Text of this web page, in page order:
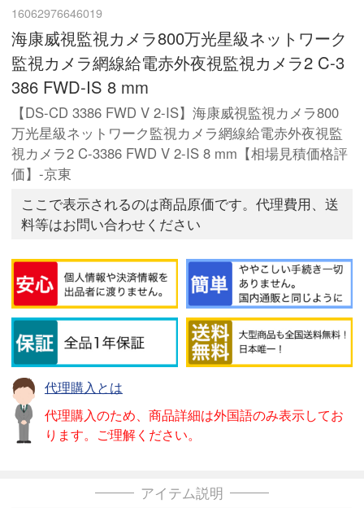
16062976646019
海康威視監視カメラ800万光星級ネットワーク
監視カメラ網線給電赤外夜視監視カメラ2 C-3
386 FWD-IS 8 mm
【DS-CD 3386 FWD V 2-IS】海康威視監視カメラ800
万光星級ネットワーク監視カメラ網線給電赤外夜視監
視カメラ2 C-3386 FWD V 2-IS 8 mm【相場見積価格評
価】-京東
ここで表示されるのは商品原価です。代理費用、送
料等はお問い合わせください
代理購入とは
代理購入のため、商品詳細は外国語のみ表示してお
ります。ご理解ください。
アイテム説明